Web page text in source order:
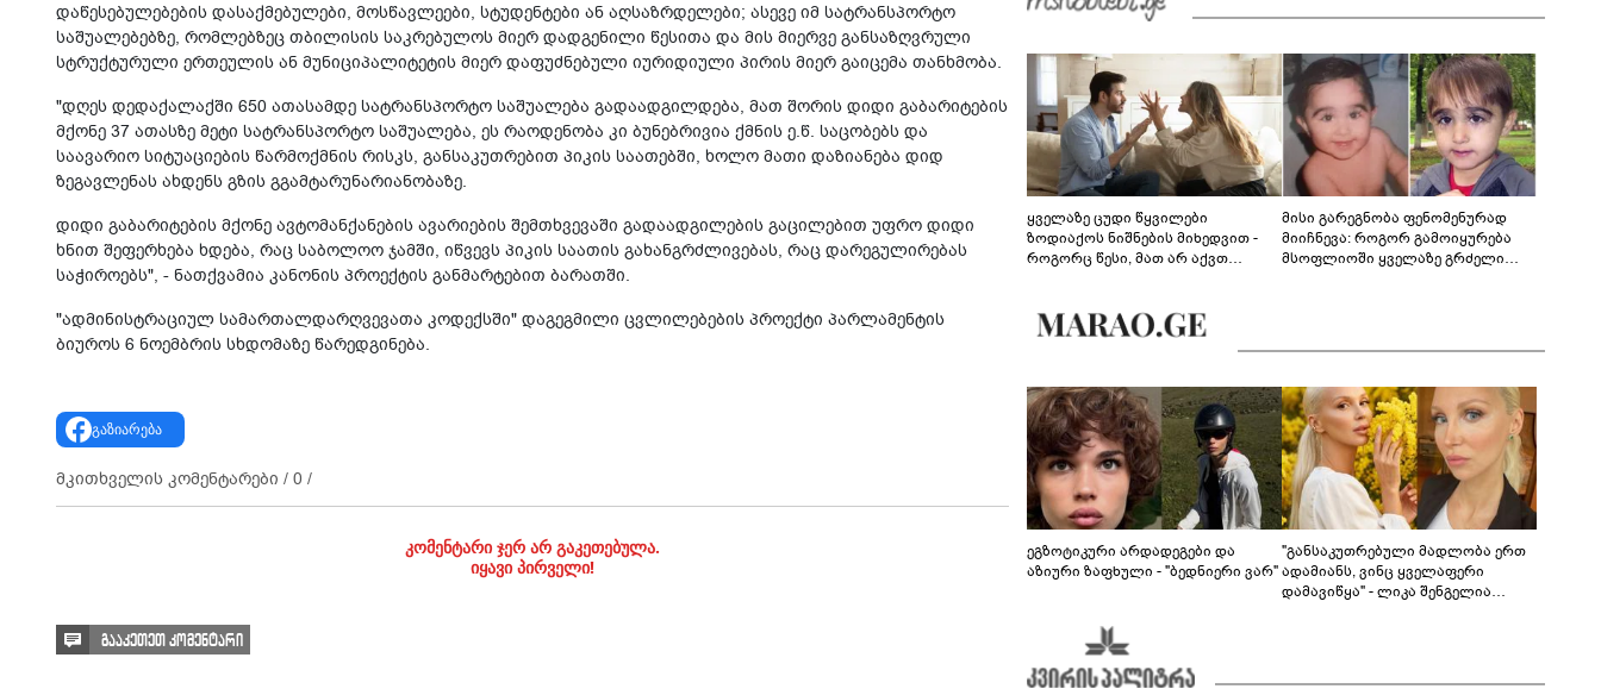
დაწესებულებების დასაქმებულები, მოსწავლეები, სტუდენტები ან აღსაზრდელები; ასევე იმ სატრანსპორტო
საშუალებებზე, რომლებზეც თბილისის საკრებულოს მიერ დადგენილი წესითა და მის მიერვე განსაზღვრული
სტრუქტურული ერთეულის ან მუნიციპალიტეტის მიერ დაფუძნებული იურიდიული პირის მიერ გაიცემა თანხმობა.
"დღეს დედაქალაქში 650 ათასამდე სატრანსპორტო საშუალება გადაადგილდება, მათ შორის დიდი გაბარიტების
მქონე 37 ათასზე მეტი სატრანსპორტო საშუალება, ეს რაოდენობა კი ბუნებრივია ქმნის ე.წ. საცობებს და
საავარიო სიტუაციების წარმოქმნის რისკს, განსაკუთრებით პიკის საათებში, ხოლო მათი დაზიანება დიდ
ზეგავლენას ახდენს გზის გგამტარუნარიანობაზე.
დიდი გაბარიტების მქონე ავტომანქანების ავარიების შემთხვევაში გადაადგილების გაცილებით უფრო დიდი
ხნით შეფერხება ხდება, რაც საბოლოო ჯამში, იწვევს პიკის საათის გახანგრძლივებას, რაც დარეგულირებას
საჭიროებს", - ნათქვამია კანონის პროექტის განმარტებით ბარათში.
"ადმინისტრაციულ სამართალდარღვევათა კოდექსში" დაგეგმილი ცვლილებების პროექტი პარლამენტის
ბიუროს 6 ნოემბრის სხდომაზე წარედგინება.
გაზიარება
მკითხველის კომენტარები / 0 /
კომენტარი ჯერ არ გაკეთებულა.
იყავი პირველი!
გააკეთეთ კომენტარი
ყველაზე ცუდი წყვილები
ზოდიაქოს ნიშნების მიხედვით -
როგორც წესი, მათ არ აქვთ
მისი გარეგნობა ფენომენურად
მიიჩნევა: როგორ გამოიყურება
მსოფლიოში ყველაზე გრძელი
ეგზოტიკური არდადეგები და
აზიური ზაფხული - "ბედნიერი ვარ"
"განსაკუთრებული მადლობა ერთ
ადამიანს, ვინც ყველაფერი
დამავიწყა" - ლიკა შენგელია